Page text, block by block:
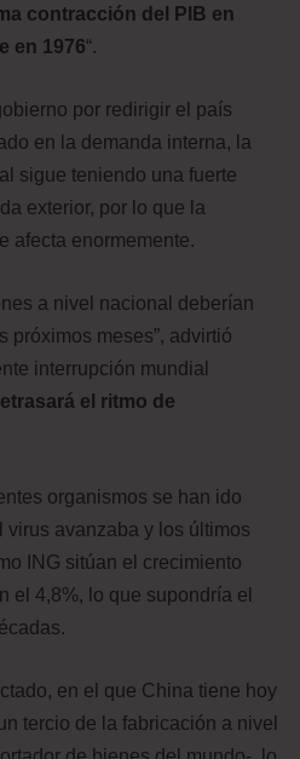
contracción del PIB en
en 1976“.
por redirigir el país
en la demanda interna, la
sigue teniendo una fuerte
exterior, por lo que la
afecta enormemente.
a nivel nacional deberían
próximos meses”, advirtió
interrupción mundial
el ritmo de
organismos se han ido
avanzaba y los últimos
ING sitúan el crecimiento
el 4,8%, lo que supondría el
en el que China tiene hoy
tercio de la fabricación a nivel